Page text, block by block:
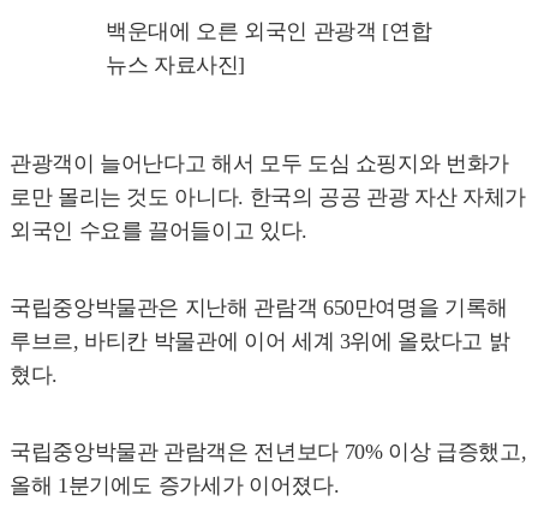
백운대에 오른 외국인 관광객 [연합
뉴스 자료사진]
관광객이 늘어난다고 해서 모두 도심 쇼핑지와 번화가
로만 몰리는 것도 아니다. 한국의 공공 관광 자산 자체가
외국인 수요를 끌어들이고 있다.
국립중앙박물관은 지난해 관람객 650만여명을 기록해
루브르, 바티칸 박물관에 이어 세계 3위에 올랐다고 밝
혔다.
국립중앙박물관 관람객은 전년보다 70% 이상 급증했고,
올해 1분기에도 증가세가 이어졌다.